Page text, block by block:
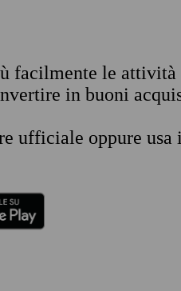
facilmente le attività
in buoni
ufficiale oppure usa